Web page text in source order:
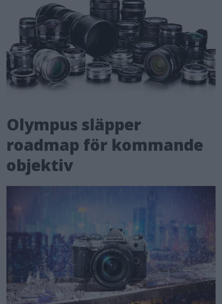
Olympus släpper
roadmap för kommande
objektiv